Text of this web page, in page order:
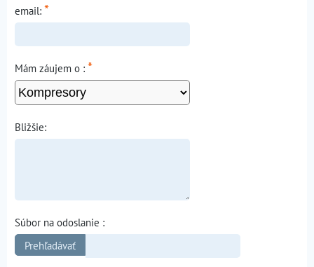
email: *
Mám záujem o : *
Bližšie:
Súbor na odoslanie :